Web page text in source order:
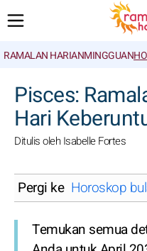
RAMALAN HARIANMINGGUAN
Pisces:
Hari
Ditulis oleh Isabelle Fortes
Pergi ke Horoskop
Temukan semua